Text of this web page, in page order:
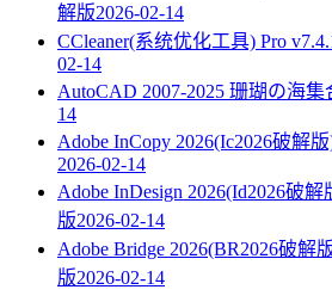
解版2026-02-14
CCleaner(系统优化工具) Pro
02-14
AutoCAD 2007-2025 珊瑚の海
14
Adobe InCopy 2026(Ic2026破解
2026-02-14
Adobe InDesign 2026(Id2026破
版2026-02-14
Adobe Bridge 2026(BR2026破解
版2026-02-14